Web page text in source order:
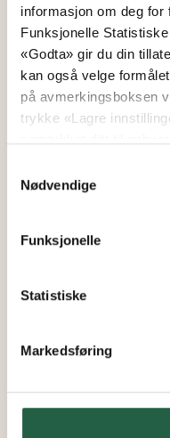
informasjon om deg
Funksjonelle
«Godta» gir du din
kan også velge
på avmerkingsboksen
trykke «Lagre
om hvordan vi bruker
personopplysninger
Nødvendige
Funksjonelle
Statistiske
Markedsføring